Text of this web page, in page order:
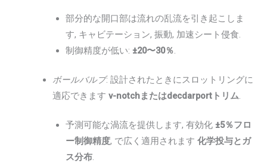
部分的な開口部は流れの乱流を引き起こしま
す, キャビテーション, 振動, 加速シート侵食.
制御精度が低い: ±20〜30％.
ボールバルブ: 設計されたときにスロットリングに
適応できますv-notchまたはdecdarportトリム.
予測可能な渦流を提供します, 有効化 ±5％フロ
ー制御精度, で広く適用されます 化学投与とガ
ス分布.